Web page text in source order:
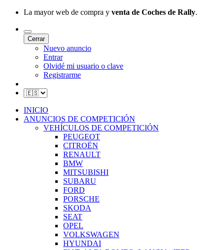
La mayor web de compra y venta de Coches de Rally.
Cerrar
Nuevo anuncio
Entrar
Olvidé mi usuario o clave
Registrarme
INICIO
ANUNCIOS DE COMPETICIÓN
VEHÍCULOS DE COMPETICIÓN
PEUGEOT
CITROËN
RENAULT
BMW
MITSUBISHI
SUBARU
FORD
PORSCHE
SKODA
SEAT
OPEL
VOLKSWAGEN
HYUNDAI